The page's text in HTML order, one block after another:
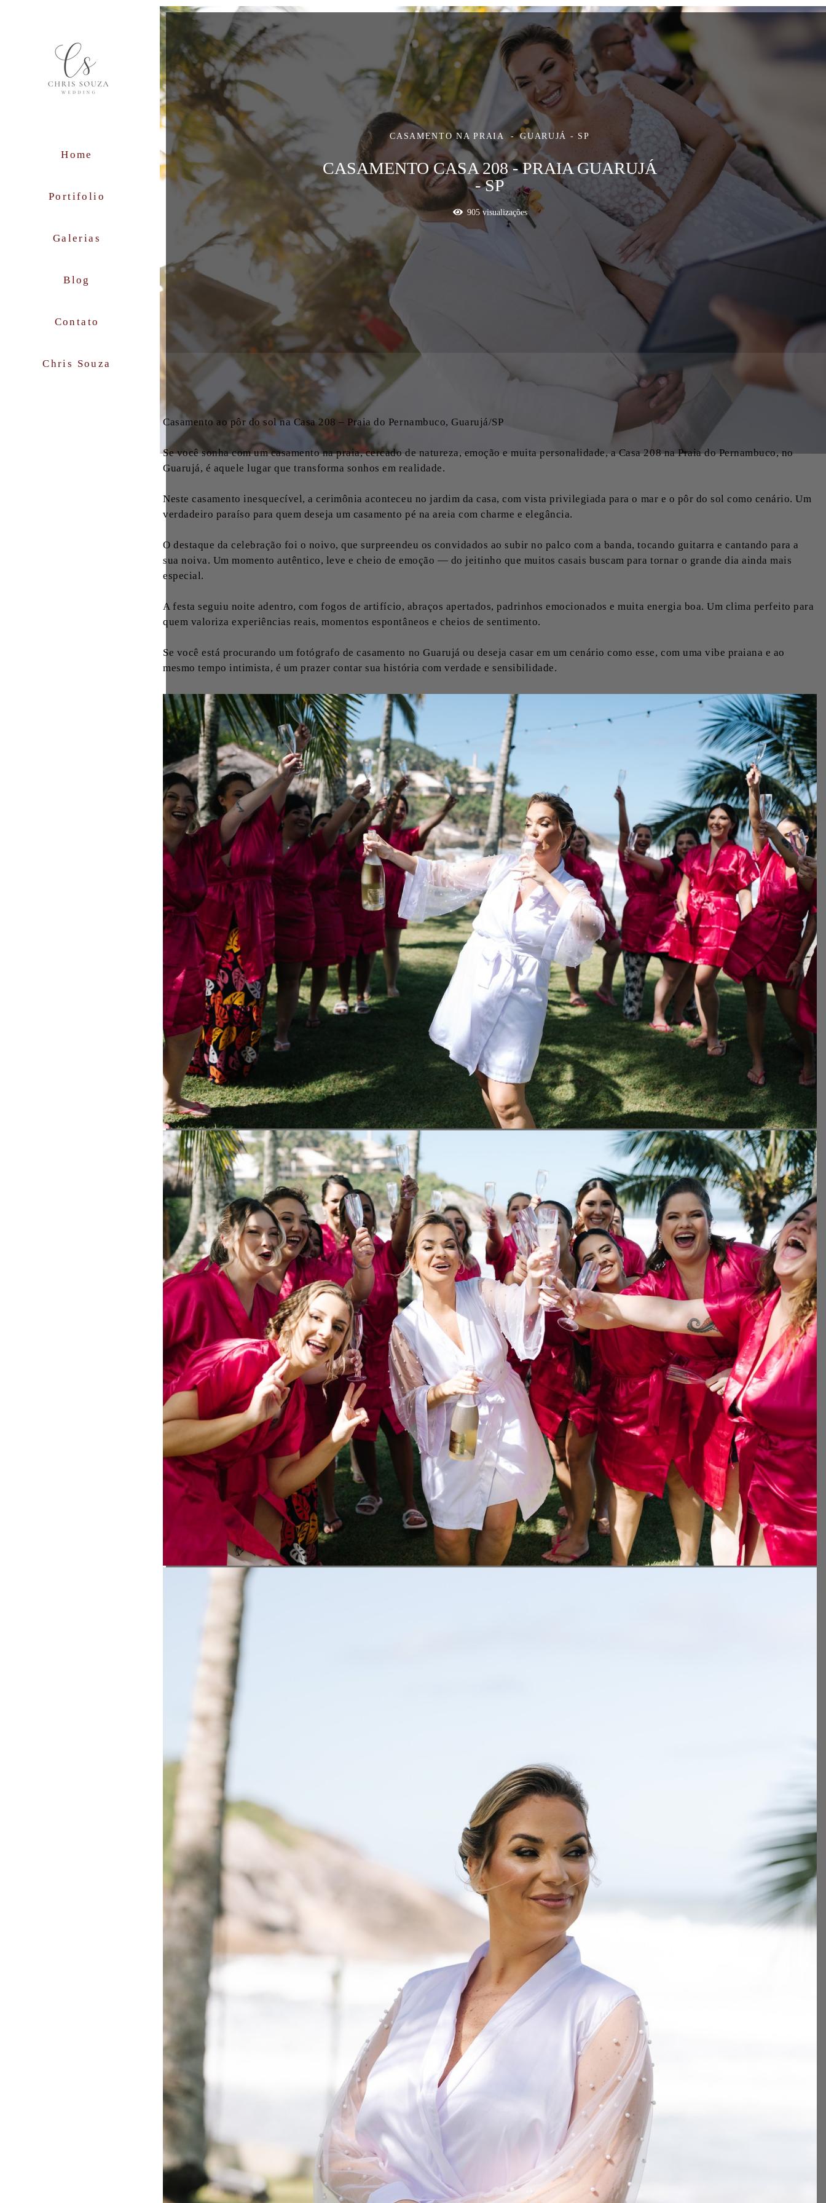
Home
Portifolio
Galerias
Blog
Contato
Chris Souza
CASAMENTO NA PRAIA GUARUJÁ - SP
CASAMENTO CASA 208 - PRAIA GUARUJÁ
- SP
905visualizações
Casamento ao pôr do sol na Casa 208 – Praia do Pernambuco, Guarujá/SP
Se você sonha com um casamento na praia, cercado de natureza, emoção e muita personalidade, a Casa 208 na Praia do Pernambuco, no
Guarujá, é aquele lugar que transforma sonhos em realidade.
Neste casamento inesquecível, a cerimônia aconteceu no jardim da casa, com vista privilegiada para o mar e o pôr do sol como cenário. Um
verdadeiro paraíso para quem deseja um casamento pé na areia com charme e elegância.
O destaque da celebração foi o noivo, que surpreendeu os convidados ao subir no palco com a banda, tocando guitarra e cantando para a
sua noiva. Um momento autêntico, leve e cheio de emoção — do jeitinho que muitos casais buscam para tornar o grande dia ainda mais
especial.
A festa seguiu noite adentro, com fogos de artifício, abraços apertados, padrinhos emocionados e muita energia boa. Um clima perfeito para
quem valoriza experiências reais, momentos espontâneos e cheios de sentimento.
Se você está procurando um fotógrafo de casamento no Guarujá ou deseja casar em um cenário como esse, com uma vibe praiana e ao
mesmo tempo intimista, é um prazer contar sua história com verdade e sensibilidade.